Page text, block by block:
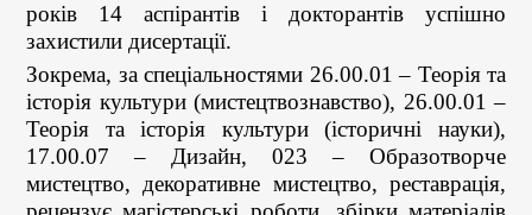
років 14 аспірантів і докторантів успішно
захистили дисертації.
Зокрема, за спеціальностями 26.00.01 – Теорія та
історія культури (мистецтвознавство), 26.00.01 –
Теорія та історія культури (історичні науки),
17.00.07 – Дизайн, 023 – Образотворче
мистецтво, декоративне мистецтво, реставрація,